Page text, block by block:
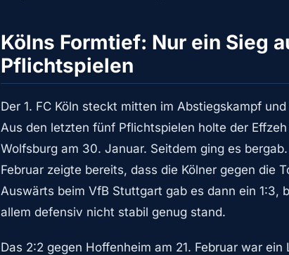
Kölns Formtief: Nur ein Sieg
Pflichtspielen
Der 1. FC Köln steckt mitten im Abstiegskampf
Aus den letzten fünf Pflichtspielen holte der
Wolfsburg am 30. Januar. Seitdem ging es
Februar zeigte bereits, dass die Kölner gegen die
Auswärts beim VfB Stuttgart gab es dann ein 1:3,
allem defensiv nicht stabil genug stand.
Das 2:2 gegen Hoffenheim am 21. Februar war